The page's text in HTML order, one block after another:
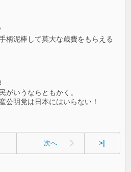
柄泥棒して莫大な歳費をもらえる
がいうならともかく。
公明党は日本にはいらない！
次へ >|